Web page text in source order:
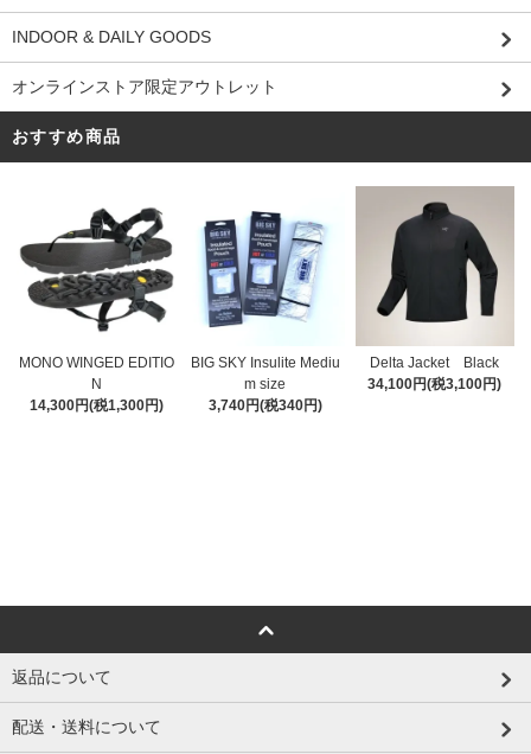
INDOOR & DAILY GOODS
オンラインストア限定アウトレット
おすすめ商品
MONO WINGED EDITIO
N
14,300円(税1,300円)
BIG SKY Insulite Mediu
m size
3,740円(税340円)
Delta Jacket Black
34,100円(税3,100円)
返品について
配送・送料について